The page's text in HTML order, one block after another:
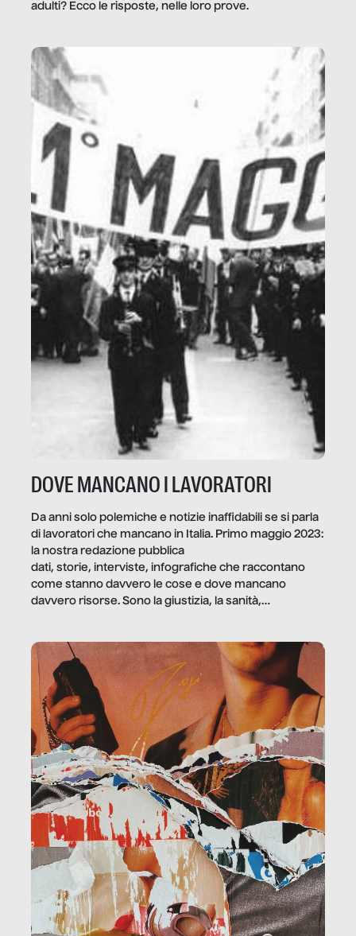
adulti? Ecco le risposte, nelle loro prove.
DOVE MANCANO I LAVORATORI
Da anni solo polemiche e notizie inaffidabili se si parla
di lavoratori che mancano in Italia. Primo maggio 2023:
la nostra redazione pubblica
dati, storie, interviste, infografiche che raccontano
come stanno davvero le cose e dove mancano
davvero risorse. Sono la giustizia, la sanità,